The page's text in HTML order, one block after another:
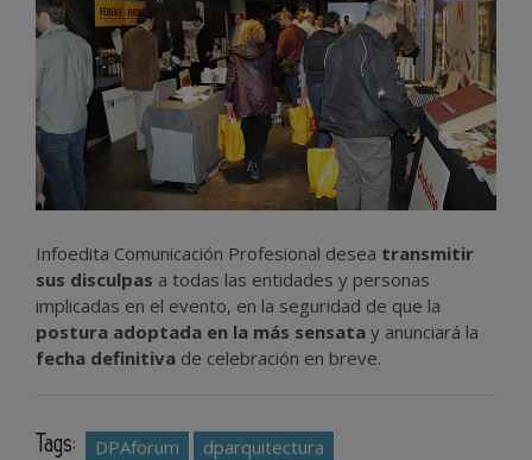
Infoedita Comunicación Profesional desea transmitir
sus disculpas a todas las entidades y personas
implicadas en el evento, en la seguridad de que la
postura adoptada en la más sensata y anunciará la
fecha definitiva de celebración en breve.
Tags: DPAforum dparquitectura